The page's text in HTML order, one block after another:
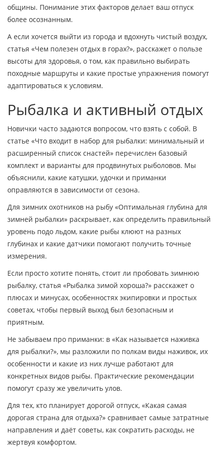
общины. Понимание этих факторов делает ваш отпуск
более осознанным.
А если хочется выйти из города и вдохнуть чистый воздух,
статья «Чем полезен отдых в горах?», расскажет о пользе
высоты для здоровья, о том, как правильно выбирать
походные маршруты и какие простые упражнения помогут
адаптироваться к условиям.
Рыбалка и активный отдых
Новички часто задаются вопросом, что взять с собой. В
статье «Что входит в набор для рыбалки: минимальный и
расширенный список снастей» перечислен базовый
комплект и варианты для продвинутых рыболовов. Мы
объяснили, какие катушки, удочки и приманки
оправляются в зависимости от сезона.
Для зимних охотников на рыбу «Оптимальная глубина для
зимней рыбалки» раскрывает, как определить правильный
уровень подо льдом, какие рыбы клюют на разных
глубинах и какие датчики помогают получить точные
измерения.
Если просто хотите понять, стоит ли пробовать зимнюю
рыбалку, статья «Рыбалка зимой хороша?» расскажет о
плюсах и минусах, особенностях экипировки и простых
советах, чтобы первый выход был безопасным и
приятным.
Не забываем про приманки: в «Как называется наживка
для рыбалки?», мы разложили по полкам виды наживок, их
особенности и какие из них лучше работают для
конкретных видов рыбы. Практические рекомендации
помогут сразу же увеличить улов.
Для тех, кто планирует дорогой отпуск, «Какая самая
дорогая страна для отдыха?» сравнивает самые затратные
направления и даёт советы, как сократить расходы, не
жертвуя комфортом.